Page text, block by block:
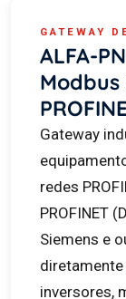
GATEWAY
ALFA-
Modbus
Gateway
redes
PROFINET
Siemens e
inversores,